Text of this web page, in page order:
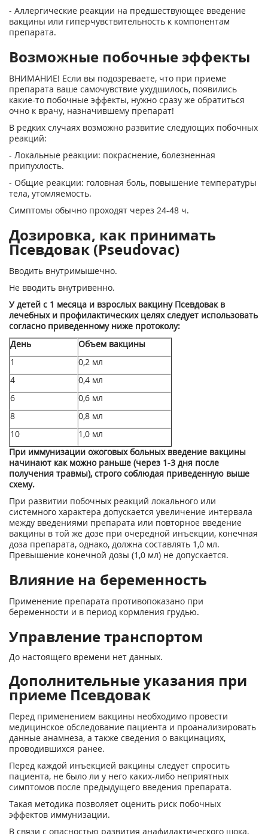
- Аллергические реакции на предшествующее введение
вакцины или гиперчувствительность к компонентам
препарата.
Возможные побочные эффекты
ВНИМАНИЕ! Если вы подозреваете, что при приеме
препарата ваше самочувствие ухудшилось, появились
какие-то побочные эффекты, нужно сразу же обратиться
очно к врачу, назначившему препарат!
В редких случаях возможно развитие следующих побочных
реакций:
- Локальные реакции: покраснение, болезненная
припухлость.
- Общие реакции: головная боль, повышение температуры
тела, утомляемость.
Симптомы обычно проходят через 24-48 ч.
Дозировка, как принимать
Псевдовак (Pseudovac)
Вводить внутримышечно.
Не вводить внутривенно.
У детей с 1 месяца и взрослых вакцину Псевдовак в
лечебных и профилактических целях следует использовать
согласно приведенному ниже протоколу:
День
Объем вакцины
1
0,2 мл
4
0,4 мл
6
0,6 мл
8
0,8 мл
10
1,0 мл
При иммунизации ожоговых больных введение вакцины
начинают как можно раньше (через 1-3 дня после
получения травмы), строго соблюдая приведенную выше
схему.
При развитии побочных реакций локального или
системного характера допускается увеличение интервала
между введениями препарата или повторное введение
вакцины в той же дозе при очередной инъекции, конечная
доза препарата, однако, должна составлять 1,0 мл.
Превышение конечной дозы (1,0 мл) не допускается.
Влияние на беременность
Применение препарата противопоказано при
беременности и в период кормления грудью.
Управление транспортом
До настоящего времени нет данных.
Дополнительные указания при
приеме Псевдовак
Перед применением вакцины необходимо провести
медицинское обследование пациента и проанализировать
данные анамнеза, а также сведения о вакцинациях,
проводившихся ранее.
Перед каждой инъекцией вакцины следует спросить
пациента, не было ли у него каких-либо неприятных
симптомов после предыдущего введения препарата.
Такая методика позволяет оценить риск побочных
эффектов иммунизации.
В связи с опасностью развития анафилактического шока,